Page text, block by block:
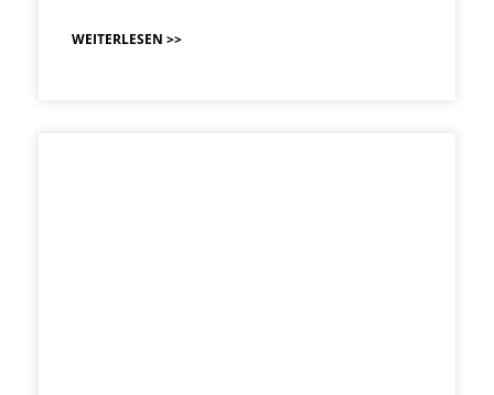
WEITERLESEN >>